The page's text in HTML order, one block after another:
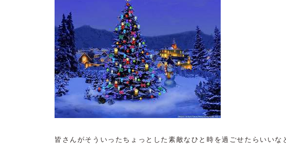
皆さんがそういったちょっとした素敵なひと時を過ごせたらいいな